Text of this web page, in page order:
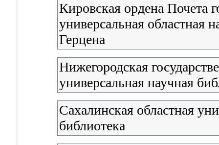
Кировская ордена Почета
универсальная областная
Герцена
Нижегородская
универсальная научная
Сахалинская областная
библиотека